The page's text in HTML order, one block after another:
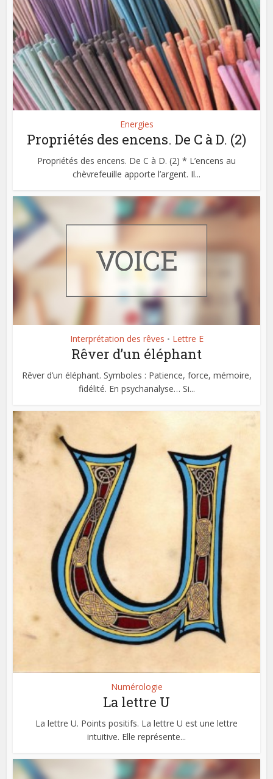
Energies
Propriétés des encens. De C à D. (2)
Propriétés des encens. De C à D. (2) * L’encens au
chèvrefeuille apporte l’argent. Il...
Interprétation des rêves • Lettre E
Rêver d’un éléphant
Rêver d’un éléphant. Symboles : Patience, force, mémoire,
fidélité. En psychanalyse… Si...
Numérologie
La lettre U
La lettre U. Points positifs. La lettre U est une lettre
intuitive. Elle représente...